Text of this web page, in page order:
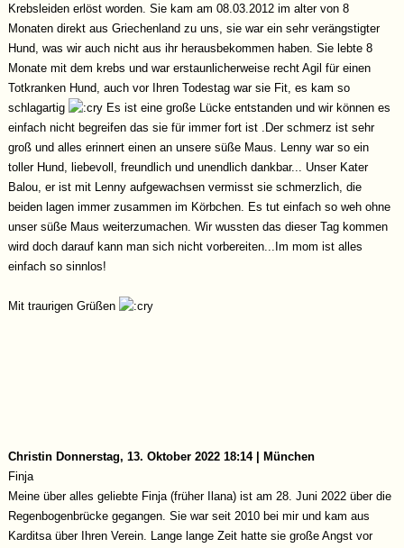
Krebsleiden erlöst worden. Sie kam am 08.03.2012 im alter von 8
Monaten direkt aus Griechenland zu uns, sie war ein sehr verängstigter
Hund, was wir auch nicht aus ihr herausbekommen haben. Sie lebte 8
Monate mit dem krebs und war erstaunlicherweise recht Agil für einen
Totkranken Hund, auch vor Ihren Todestag war sie Fit, es kam so
schlagartig
Es ist eine große Lücke entstanden und wir können es
einfach nicht begreifen das sie für immer fort ist .Der schmerz ist sehr
groß und alles erinnert einen an unsere süße Maus. Lenny war so ein
toller Hund, liebevoll, freundlich und unendlich dankbar... Unser Kater
Balou, er ist mit Lenny aufgewachsen vermisst sie schmerzlich, die
beiden lagen immer zusammen im Körbchen. Es tut einfach so weh ohne
unser süße Maus weiterzumachen. Wir wussten das dieser Tag kommen
wird doch darauf kann man sich nicht vorbereiten...Im mom ist alles
einfach so sinnlos!
Mit traurigen Grüßen
Christin Donnerstag, 13. Oktober 2022 18:14 | München
Finja
Meine über alles geliebte Finja (früher Ilana) ist am 28. Juni 2022 über die
Regenbogenbrücke gegangen. Sie war seit 2010 bei mir und kam aus
Karditsa über Ihren Verein. Lange lange Zeit hatte sie große Angst vor